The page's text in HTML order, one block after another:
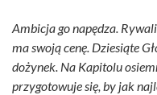
Ambicja go napędza.
ma swoją cenę. Dziesiąte
dożynek. Na Kapitolu
przygotowuje się, by jak